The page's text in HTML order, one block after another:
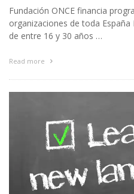
Fundación ONCE financia
organizaciones de toda
de entre 16 y 30 años …
Read more